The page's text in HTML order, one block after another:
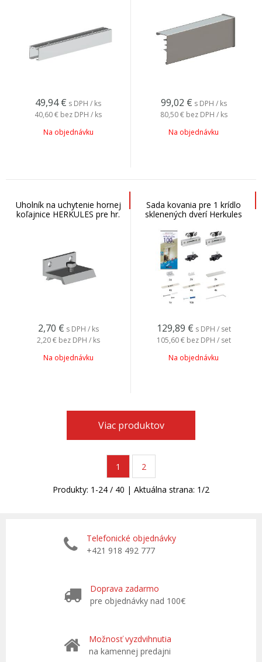
49,94 € s DPH / ks
40,60 € bez DPH / ks
Na objednávku
99,02 € s DPH / ks
80,50 € bez DPH / ks
Na objednávku
Uholník na uchytenie hornej
koľajnice HERKULES pre hr.
2,70 € s DPH / ks
2,20 € bez DPH / ks
Na objednávku
Sada kovania pre 1 krídlo
sklenených dverí Herkules
129,89 € s DPH / set
105,60 € bez DPH / set
Na objednávku
Viac produktov
1 2
Produkty: 1 -24 / 40 | Aktuálna strana: 1/2
Telefonické objednávky
+421 918 492 777
Doprava zadarmo
pre objednávky nad 100€
Možnosť vyzdvihnutia
na kamennej predajni